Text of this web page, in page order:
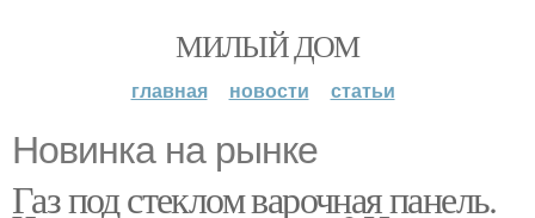
МИЛЫЙ ДОМ
главная новости статьи
Новинка на рынке
Газ под стеклом варочная панель.